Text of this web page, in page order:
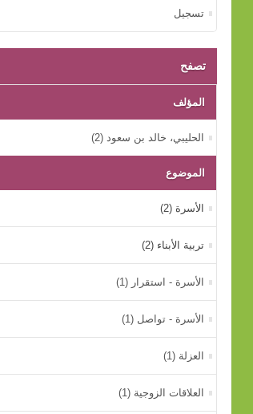
تسجيل
تصفح
المؤلف
الحليبي، خالد بن سعود (2)
الموضوع
الأسرة (2)
تربية الأبناء (2)
الأسرة - استقرار (1)
الأسرة - تواصل (1)
العزلة (1)
العلاقات الزوجية (1)